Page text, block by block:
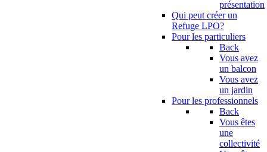
présentation
Qui peut créer un
Refuge LPO?
Pour les particuliers
Back
Vous avez
un balcon
Vous avez
un jardin
Pour les professionnels
Back
Vous êtes
une
collectivité